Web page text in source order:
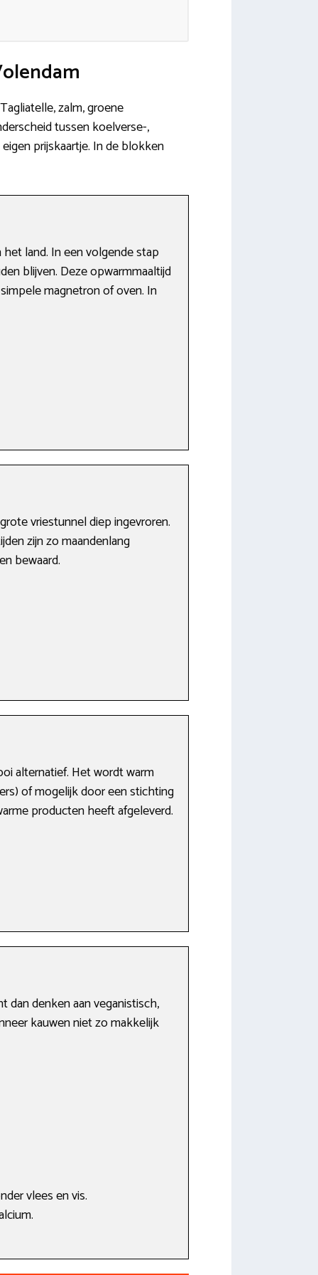
zalm, groene
tussen koelverse-,
prijskaartje. In de blokken
land. In een volgende stap
blijven. Deze opwarmmaaltijd
magnetron of oven. In
vriestunnel diep ingevroren.
zijn zo maandenlang
bewaard.
alternatief. Het wordt warm
of mogelijk door een stichting
producten heeft afgeleverd.
denken aan veganistisch,
kauwen niet zo makkelijk
vlees en vis.